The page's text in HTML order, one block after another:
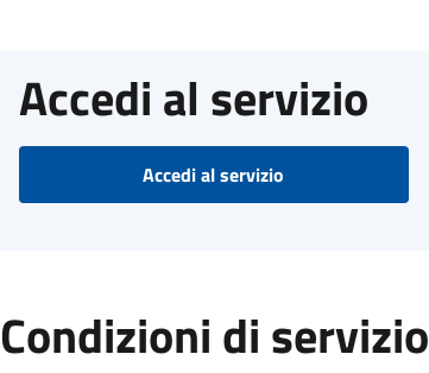
Accedi al servizio
Accedi al servizio
Condizioni di servizio